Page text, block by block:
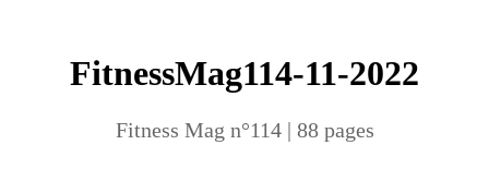
FitnessMag114-11-2022
Fitness Mag n°114 | 88 pages